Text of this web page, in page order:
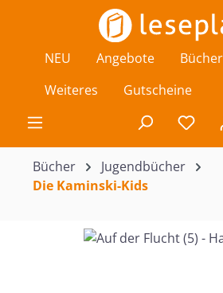
Zum Hauptinhalt springen
NEU Angebote Bücher
Weiteres
Gutscheine
Du
Bücher
Jugendbücher
Die Kaminski-Kids
Bildergalerie überspringen